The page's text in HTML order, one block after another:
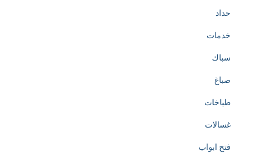
h
e
c
e
a
حداد
خدمات
سباك
صباغ
طباخات
غسالات
فتح ابواب